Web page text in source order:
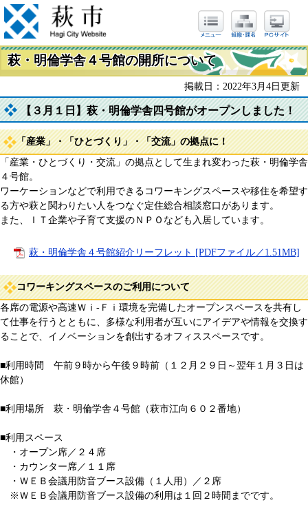
萩・明倫学舎４号館の開所について
掲載日：2022年3月4日更新
【３月１日】萩・明倫学舎四号館がオープンしました！
「産業」・「ひとづくり」・「交流」の拠点に！
「産業・ひとづくり・交流」の拠点として生まれ変わった萩・明倫学舎
４号館。
ワーケーションなどで利用できるコワーキングスペースや移住を希望す
る方や萩と関わりたい人をつなぐ定住総合相談窓口があります。
また、ＩＴ企業や子育て支援のＮＰＯなども入居しています。
萩・明倫学舎４号館紹介リーフレット [PDFファイル／1.51MB]
コワーキングスペースのご利用について
各席の電源や高速Ｗｉ-Ｆｉ環境を完備したオープンスペースを共有し
て仕事を行うとともに、多様な利用者が互いにアイデアや情報を交換す
ることで、イノベーションを創出するオフィススペースです。
■利用時間 午前９時から午後９時前（１２月２９日～翌年１月３日は
休館）
■利用場所 萩・明倫学舎４号館（萩市江向６０２番地）
■利用スペース
・オープン席／２４席
・カウンター席／１１席
・ＷＥＢ会議用防音ブース設備（１人用）／２席
※ＷＥＢ会議用防音ブース設備の利用は１回２時間までです。